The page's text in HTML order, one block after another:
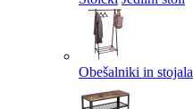
Obešalniki in stojala